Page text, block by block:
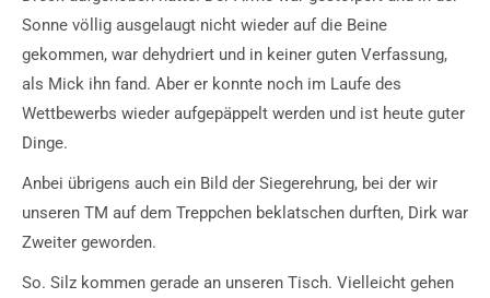
Sonne völlig ausgelaugt nicht wieder auf die Beine
gekommen, war dehydriert und in keiner guten Verfassung,
als Mick ihn fand. Aber er konnte noch im Laufe des
Wettbewerbs wieder aufgepäppelt werden und ist heute guter
Dinge.
Anbei übrigens auch ein Bild der Siegerehrung, bei der wir
unseren TM auf dem Treppchen beklatschen durften, Dirk war
Zweiter geworden.
So. Silz kommen gerade an unseren Tisch. Vielleicht gehen